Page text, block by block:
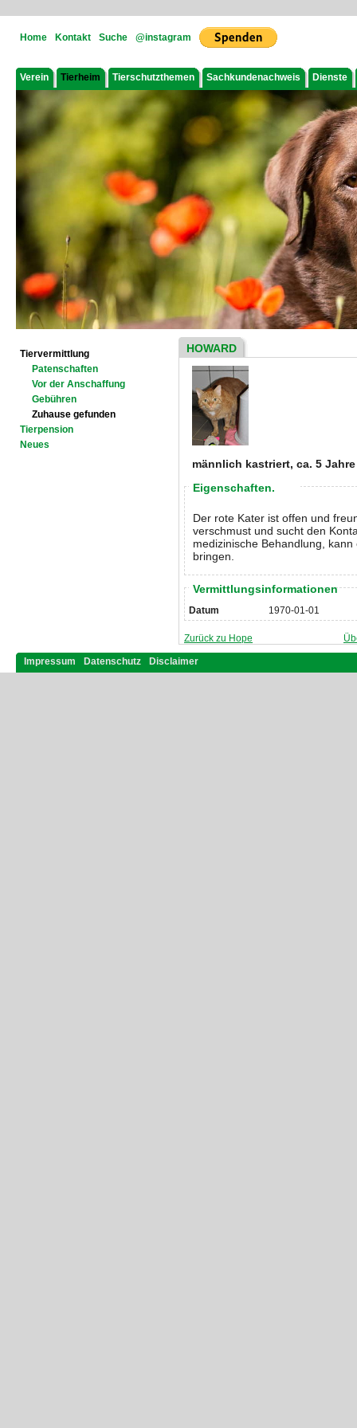
Home Kontakt Suche @instagram
Verein Tierheim Tierschutzthemen Sachkundenachweis Dienste
Tiervermittlung
Patenschaften
Vor der Anschaffung
Gebühren
Zuhause gefunden
Tierpension
Neues
HOWARD
männlich kastriert, ca. 5 Jahre
Eigenschaften.
Der rote Kater ist offen und
verschmust und sucht den
medizinische Behandlung,
bringen.
Vermittlungsinformationen
Datum 1970-01-01
Zurück zu Hope
Impressum Datenschutz Disclaimer